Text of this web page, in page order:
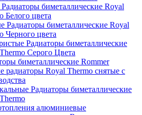
биметаллические Royal
Белого цвета
Радиаторы биметаллические Royal
Черного цвета
Радиаторы биметаллические
Серого Цвета
биметаллические Rommer
радиаторы Royal Thermo снятые с
Радиаторы биметаллические
алюминиевые